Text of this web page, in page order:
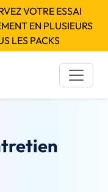
VOTRE ESSAI
EN PLUSIEURS
LES PACKS